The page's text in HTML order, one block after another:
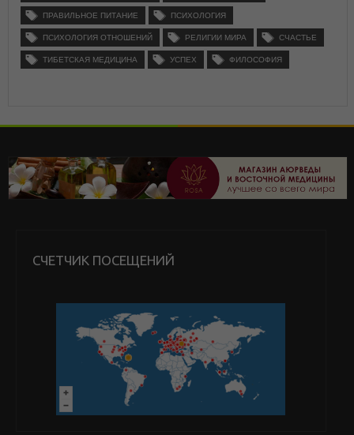
ПРАВИЛЬНОЕ ПИТАНИЕ ПСИХОЛОГИЯ
ПСИХОЛОГИЯ ОТНОШЕНИЙ РЕЛИГИИ МИРА СЧАСТЬЕ
ТИБЕТСКАЯ МЕДИЦИНА УСПЕХ ФИЛОСОФИЯ
СЧЕТЧИК ПОСЕЩЕНИЙ